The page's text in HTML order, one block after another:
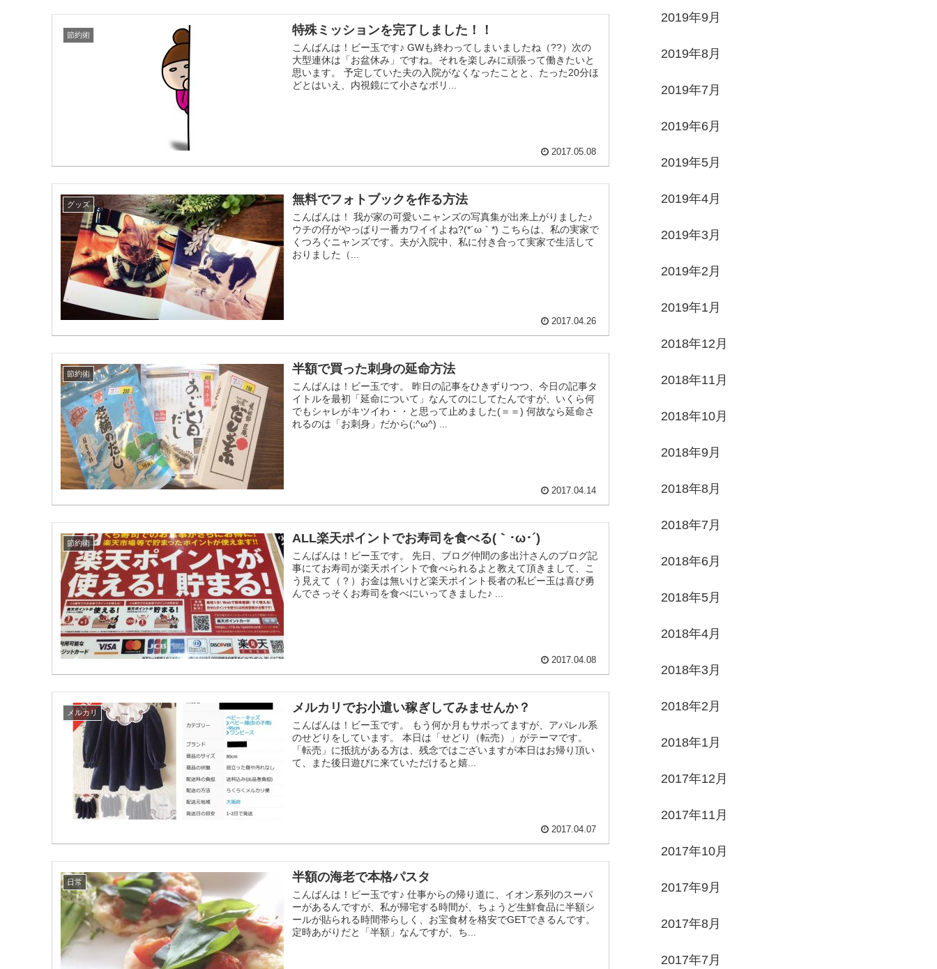
節約術 特殊ミッションを完了しました！！
こんばんは！ビー玉です♪ GWも終わってしまいましたね（??）次の
大型連休は「お盆休み」ですね。それを楽しみに頑張って働きたいと
思います。 予定していた夫の入院がなくなったことと、たった20分ほ
どとはいえ、内視鏡にて小さなポリ...
2017.05.08
グッズ 無料でフォトブックを作る方法
こんばんは！ 我が家の可愛いニャンズの写真集が出来上がりました♪
ウチの仔がやっぱり一番カワイイよね?(*´ω｀*) こちらは、私の実家で
くつろぐニャンズです。夫が入院中、私に付き合って実家で生活して
おりました（...
2017.04.26
節約術 半額で買った刺身の延命方法
こんばんは！ビー玉です。 昨日の記事をひきずりつつ、今日の記事タ
イトルを最初「延命について」なんてのにしてたんですが、いくら何
でもシャレがキツイわ・・と思って止めました(＝＝) 何故なら延命さ
れるのは「お刺身」だから(;^ω^) ...
2017.04.14
節約術 ALL楽天ポイントでお寿司を食べる(｀･ω･´)
こんばんは！ビー玉です。 先日、ブログ仲間の多出汁さんのブログ記
事にてお寿司が楽天ポイントで食べられるよと教えて頂きまして、こ
う見えて（？）お金は無いけど楽天ポイント長者の私ビー玉は喜び勇
んでさっそくお寿司を食べにいってきました♪ ...
2017.04.08
メルカリ メルカリでお小遣い稼ぎしてみませんか？
こんばんは！ビー玉です。 もう何か月もサボってますが、アパレル系
のせどりをしています。 本日は「せどり（転売）」がテーマです。
「転売」に抵抗がある方は、残念ではございますが本日はお帰り頂い
て、また後日遊びに来ていただけると嬉...
2017.04.07
日常 半額の海老で本格パスタ
こんばんは！ビー玉です♪ 仕事からの帰り道に、イオン系列のスーパ
ーがあるんですが、私が帰宅する時間が、ちょうど生鮮食品に半額シ
ールが貼られる時間帯らしく、お宝食材を格安でGETできるんです。
定時あがりだと「半額」なんですが、ち...
2019年9月
2019年8月
2019年7月
2019年6月
2019年5月
2019年4月
2019年3月
2019年2月
2019年1月
2018年12月
2018年11月
2018年10月
2018年9月
2018年8月
2018年7月
2018年6月
2018年5月
2018年4月
2018年3月
2018年2月
2018年1月
2017年12月
2017年11月
2017年10月
2017年9月
2017年8月
2017年7月